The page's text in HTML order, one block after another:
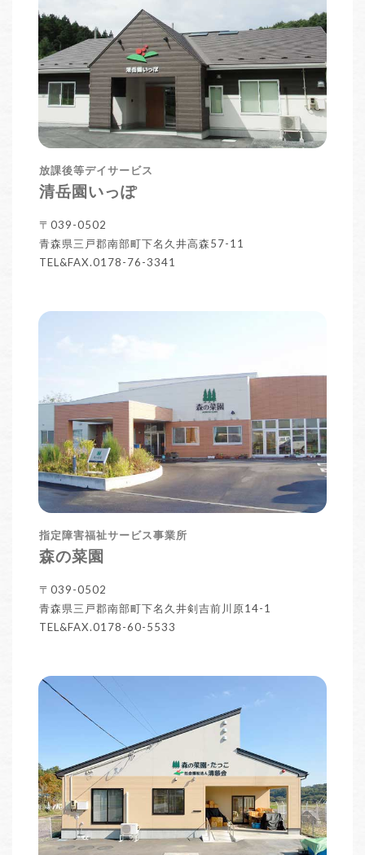
放課後等デイサービス
清岳園いっぽ
〒039-0502
青森県三戸郡南部町下名久井高森57-11
TEL&FAX.0178-76-3341
指定障害福祉サービス事業所
森の菜園
〒039-0502
青森県三戸郡南部町下名久井剣吉前川原14-1
TEL&FAX.0178-60-5533